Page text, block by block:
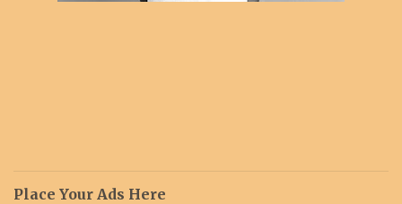
Place Your Ads Here